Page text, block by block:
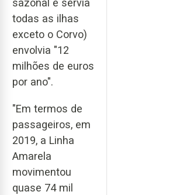
sazonal e servia
todas as ilhas
exceto o Corvo)
envolvia "12
milhões de euros
por ano".
"Em termos de
passageiros, em
2019, a Linha
Amarela
movimentou
quase 74 mil